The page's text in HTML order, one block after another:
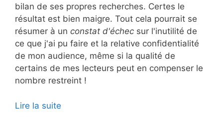
bilan de ses propres recherches. Certes le
résultat est bien maigre. Tout cela pourrait se
résumer à un constat d'échec sur l'inutilité de
ce que j'ai pu faire et la relative confidentialité
de mon audience, même si la qualité de
certains de mes lecteurs peut en compenser le
nombre restreint !
Lire la suite